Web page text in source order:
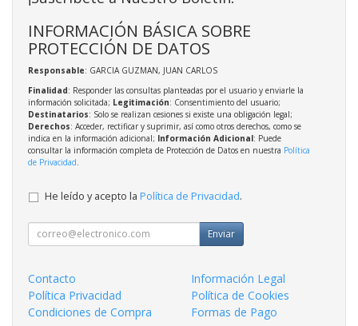
INFORMACIÓN BÁSICA SOBRE
PROTECCIÓN DE DATOS
Responsable: GARCIA GUZMAN, JUAN CARLOS
Finalidad: Responder las consultas planteadas por el usuario y enviarle la
información solicitada; Legitimación: Consentimiento del usuario;
Destinatarios: Solo se realizan cesiones si existe una obligación legal;
Derechos: Acceder, rectificar y suprimir, así como otros derechos, como se
indica en la información adicional; Información Adicional: Puede
consultar la información completa de Protección de Datos en nuestra Política
de Privacidad
He leído y acepto la Política de Privacidad.
Enviar
Contacto
Información Legal
Política Privacidad
Política de Cookies
Condiciones de Compra
Formas de Pago